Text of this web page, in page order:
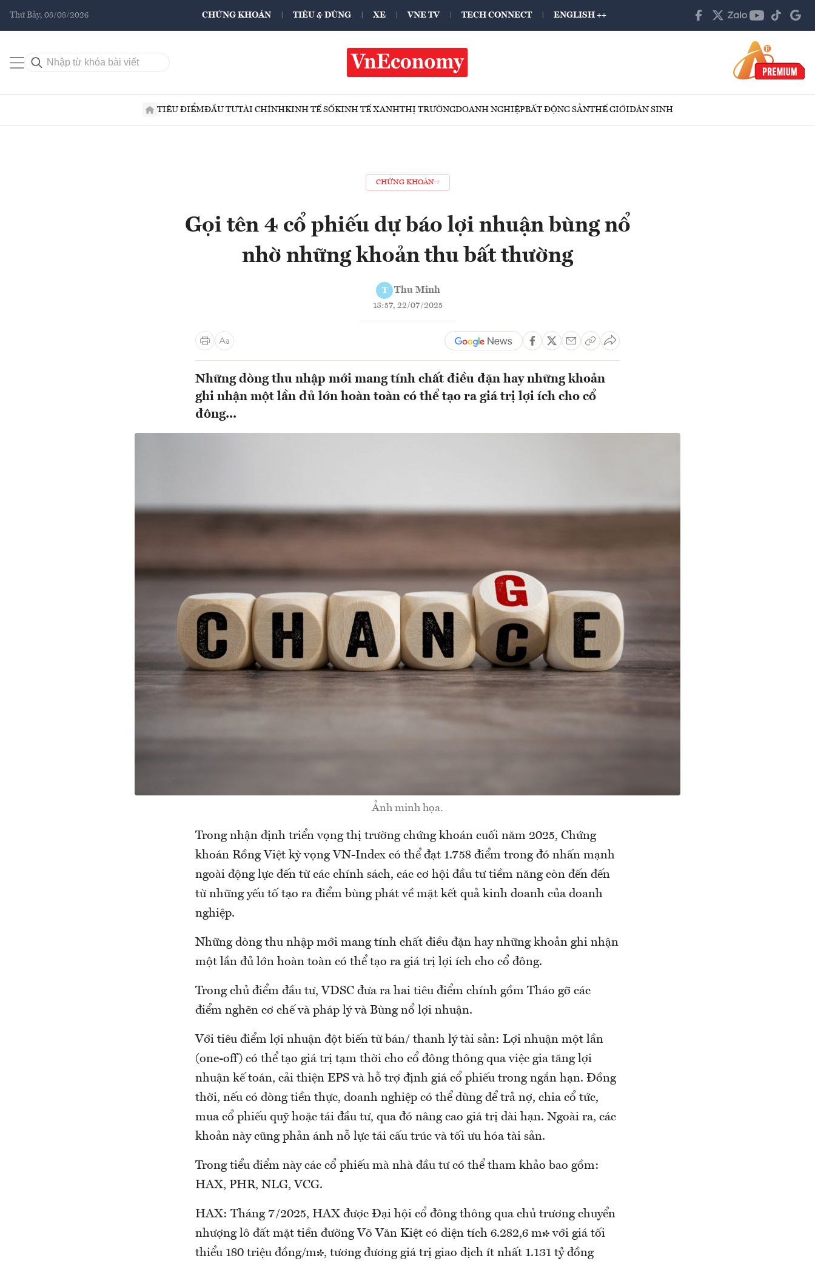
Thứ Bảy, 08/08/2026 CHỨNG KHOÁN TIÊU & DÙNG XE VNE TV TECH CONNECT ENGLISH ++
TIÊU ĐIỂMĐẦU TƯTÀI CHÍNHKINH TẾ SỐKINH TẾ XANHTHỊ TRƯỜNGDOANH NGHIỆPBẤT ĐỘNG SẢNTHẾ GIỚIDÂN SINH
CHỨNG KHOÁN
Gọi tên 4 cổ phiếu dự báo lợi nhuận bùng nổ
nhờ những khoản thu bất thường
T Thu Minh
13:57, 22/07/2025
Những dòng thu nhập mới mang tính chất điều đặn hay những khoản
ghi nhận một lần đủ lớn hoàn toàn có thể tạo ra giá trị lợi ích cho cổ
đông...
Ảnh minh họa.
Trong nhận định triển vọng thị trường chứng khoán cuối năm 2025, Chứng
khoán Rồng Việt kỳ vọng VN-Index có thể đạt 1.758 điểm trong đó nhấn mạnh
ngoài động lực đến từ các chính sách, các cơ hội đầu tư tiềm năng còn đến đến
từ những yếu tố tạo ra điểm bùng phát về mặt kết quả kinh doanh của doanh
nghiệp.
Những dòng thu nhập mới mang tính chất điều đặn hay những khoản ghi nhận
một lần đủ lớn hoàn toàn có thể tạo ra giá trị lợi ích cho cổ đông.
Trong chủ điểm đầu tư, VDSC đưa ra hai tiêu điểm chính gồm Tháo gỡ các
điểm nghẽn cơ chế và pháp lý và Bùng nổ lợi nhuận.
Với tiêu điểm lợi nhuận đột biến từ bán/ thanh lý tài sản: Lợi nhuận một lần
(one-off) có thể tạo giá trị tạm thời cho cổ đông thông qua việc gia tăng lợi
nhuận kế toán, cải thiện EPS và hỗ trợ định giá cổ phiếu trong ngắn hạn. Đồng
thời, nếu có dòng tiền thực, doanh nghiệp có thể dùng để trả nợ, chia cổ tức,
mua cổ phiếu quỹ hoặc tái đầu tư, qua đó nâng cao giá trị dài hạn. Ngoài ra, các
khoản này cũng phản ánh nỗ lực tái cấu trúc và tối ưu hóa tài sản.
Trong tiểu điểm này các cổ phiếu mà nhà đầu tư có thể tham khảo bao gồm:
HAX, PHR, NLG, VCG.
HAX: Tháng 7/2025, HAX được Đại hội cổ đông thông qua chủ trương chuyển
nhượng lô đất mặt tiền đường Võ Văn Kiệt có diện tích 6.282,6 m² với giá tối
thiểu 180 triệu đồng/m², tương đương giá trị giao dịch ít nhất 1.131 tỷ đồng